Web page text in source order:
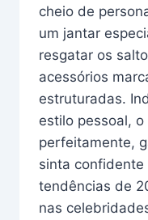
cheio de
um jantar
resgatar os
acessórios
estruturadas.
estilo pessoal,
perfeitamente,
sinta confidente
tendências de
nas